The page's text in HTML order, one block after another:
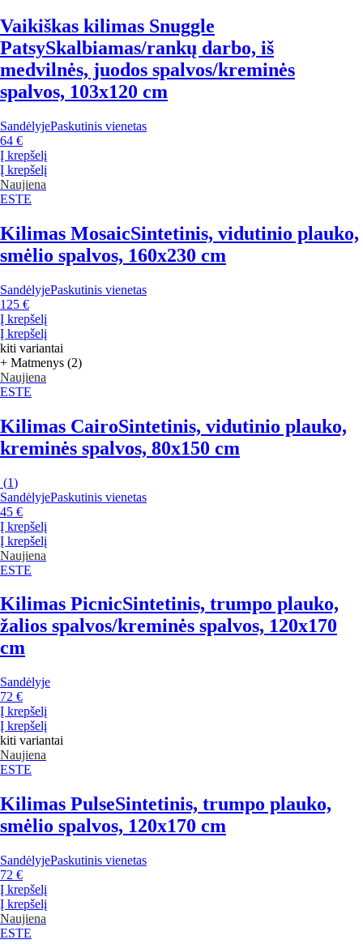
Vaikiškas kilimas Snuggle
PatsySkalbiamas/rankų darbo, iš
medvilnės, juodos spalvos/kreminės
spalvos, 103x120 cm
SandėlyjePaskutinis vienetas
64 €
Į krepšelį
Į krepšelį
Naujiena
ESTE
Kilimas MosaicSintetinis, vidutinio plauko,
smėlio spalvos, 160x230 cm
SandėlyjePaskutinis vienetas
125 €
Į krepšelį
Į krepšelį
kiti variantai
+ Matmenys (2)
Naujiena
ESTE
Kilimas CairoSintetinis, vidutinio plauko,
kreminės spalvos, 80x150 cm
(1)
SandėlyjePaskutinis vienetas
45 €
Į krepšelį
Į krepšelį
Naujiena
ESTE
Kilimas PicnicSintetinis, trumpo plauko,
žalios spalvos/kreminės spalvos, 120x170
cm
Sandėlyje
72 €
Į krepšelį
Į krepšelį
kiti variantai
Naujiena
ESTE
Kilimas PulseSintetinis, trumpo plauko,
smėlio spalvos, 120x170 cm
SandėlyjePaskutinis vienetas
72 €
Į krepšelį
Į krepšelį
Naujiena
ESTE